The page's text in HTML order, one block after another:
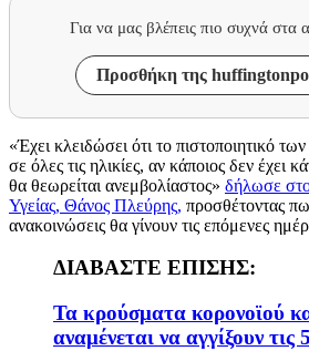
Για να μας βλέπεις πιο συχνά στα
Προσθήκη της
«Έχει κλειδώσει ότι το πιστοποιητικό
σε όλες τις ηλικίες, αν κάποιος δεν έχει
θα θεωρείται ανεμβολίαστος» δήλωσε
Υγείας, Θάνος Πλεύρης, προσθέτοντας
ανακοινώσεις θα γίνουν τις επόμενες
ΔΙΑΒΑΣΤΕ ΕΠΙΣΗΣ:
Τα κρούσματα κορονοϊού
αναμένεται να αγγίξουν τις